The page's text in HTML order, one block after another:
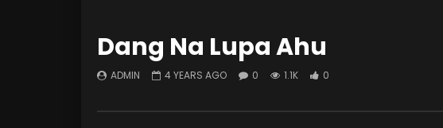
Dang Na Lupa Ahu
ADMIN 4 YEARS AGO 0 1.1K 0